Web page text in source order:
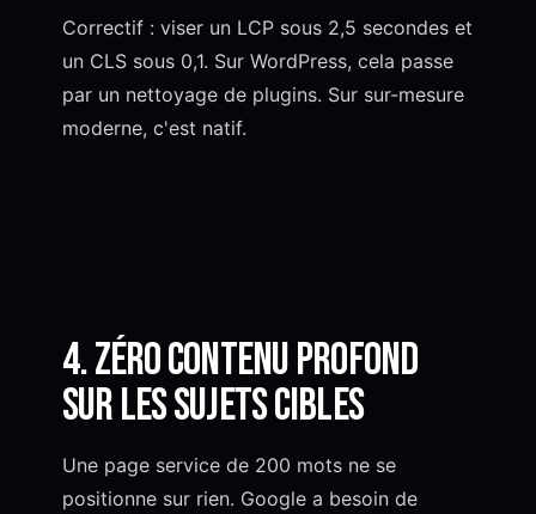
Correctif : viser un LCP sous 2,5 secondes et
un CLS sous 0,1. Sur WordPress, cela passe
par un nettoyage de plugins. Sur sur-mesure
moderne, c'est natif.
4. Zéro contenu profond
sur les sujets cibles
Une page service de 200 mots ne se
positionne sur rien. Google a besoin de